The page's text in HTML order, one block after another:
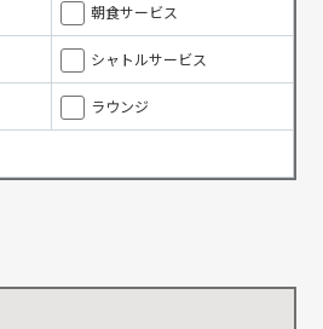
朝食サービス
シャトルサービス
ラウンジ